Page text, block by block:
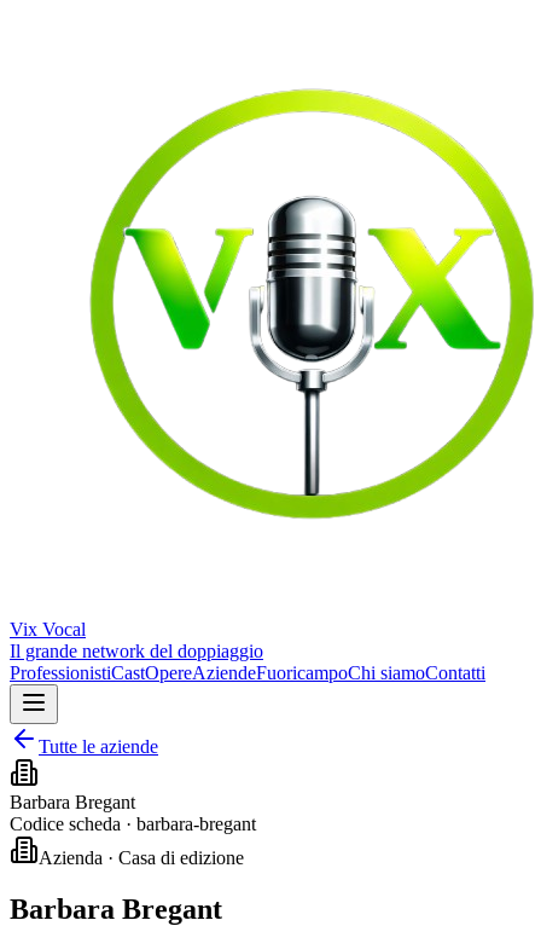
Vix Vocal
Il grande network del doppiaggio
ProfessionistiCastOpereAziendeFuoricampoChi siamoContatti
Tutte le aziende
Barbara Bregant
Codice scheda · barbara-bregant
Azienda · Casa di edizione
Barbara Bregant